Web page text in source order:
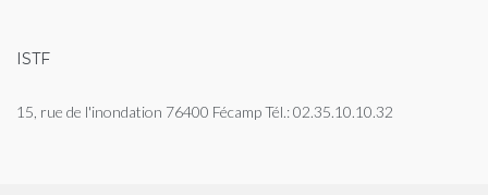
ISTF
15, rue de l'inondation 76400 Fécamp Tél.: 02.35.10.10.32